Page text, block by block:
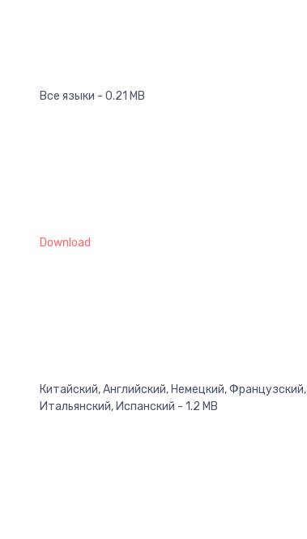
Все языки - 0.21 MB
Download
Китайский, Английский, Немецкий, Французский,
Итальянский, Испанский - 1.2 MB